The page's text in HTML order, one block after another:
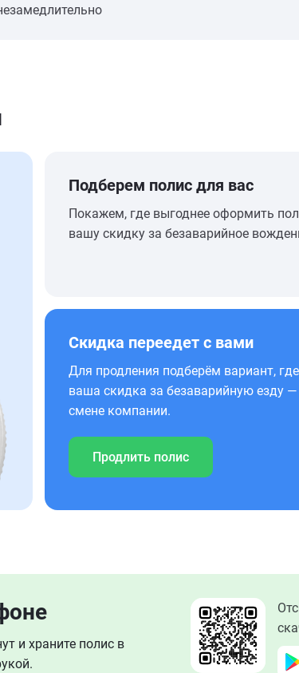
Подберем полис для вас
Покажем, где выгоднее оформить
вашу скидку за безаварийное
Скидка переедет с вами
Для продления подберём вариант,
ваша скидка за безаварийную езду
смене компании.
Продлить полис
и храните полис в